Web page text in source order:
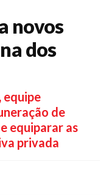
novos
dos
equipe
de
equiparar as
privada